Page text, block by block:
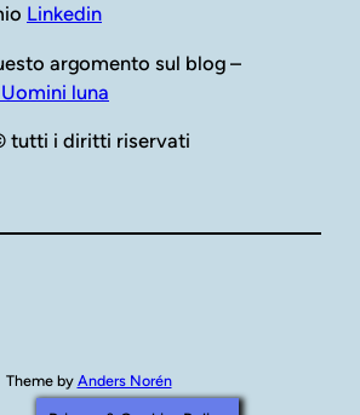
Linkedin
argomento sul blog –
luna
tutti i diritti riservati
Theme by Anders Norén